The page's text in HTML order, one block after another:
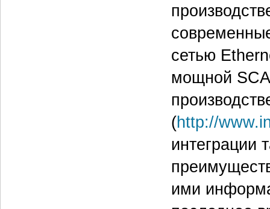
сетью
мощной
(http://
интеграции
ими